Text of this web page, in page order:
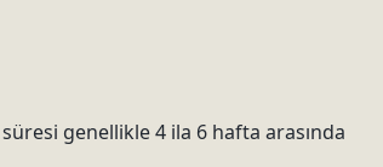
genellikle 4 ila 6 hafta arasında